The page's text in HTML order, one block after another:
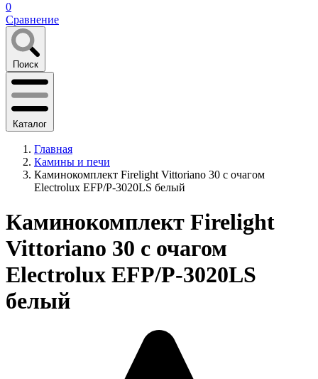
0
Сравнение
Поиск
Каталог
Главная
Камины и печи
Каминокомплект Firelight Vittoriano 30 с очагом
Electrolux EFP/P-3020LS белый
Каминокомплект Firelight
Vittoriano 30 с очагом
Electrolux EFP/P-3020LS
белый